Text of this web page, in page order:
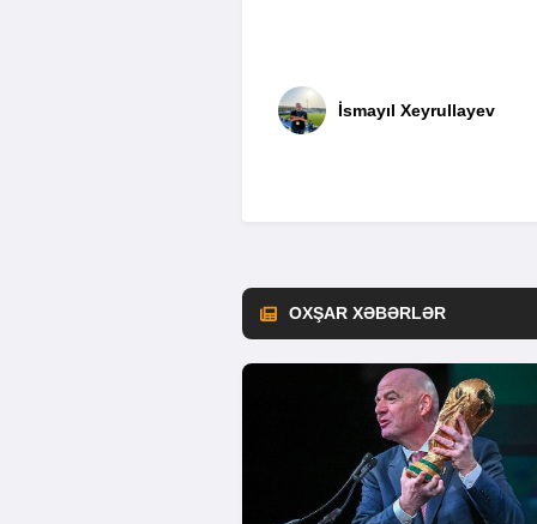
İsmayıl Xeyrullayev
OXŞAR XƏBƏRLƏR